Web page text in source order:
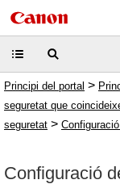
Principi del portal >
seguretat que
seguretat >
Configuració